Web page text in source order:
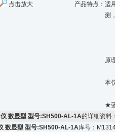
点击放大 产品特点： 适
测
原
本
★
数显型 型号:SH500-AL-1A的详细资料：
数显型 型号:SH500-AL-1A库号：